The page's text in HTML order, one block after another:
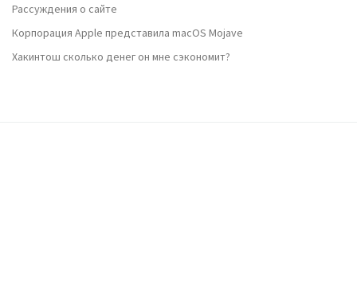
Рассуждения о сайте
Корпорация Apple представила macOS Mojave
Хакинтош сколько денег он мне сэкономит?